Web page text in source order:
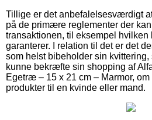
Tillige er det anbefalelsesværdigt
på de primære reglementer der
transaktionen, til eksempel hvilken
garanterer. I relation til det er det
som helst bibeholder sin kvittering,
kunne bekræfte sin shopping af
Egetræ – 15 x 21 cm – Marmor,
produkter til en kvinde eller mand.